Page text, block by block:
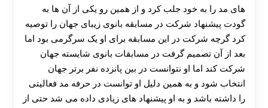
های مد را به خود جلب کرد و از همین رو یکی از آن ها به
گودت پیشنهاد شرکت در مسابقه بانوی زیبای جهان را توصیه
کرد گرچه شرکت در این مسابقه برای او یک سرگرمی بود اما
بعد از آن تصمیم گرفت در مسابقات بانوی شایسته جهان
شرکت کند اما او نتوانست در بین پانزده نفر برتر جهان
انتخاب شود و به همین دلیل او توانست در حرفه مد فعالیتی
را داشته باشد و به او پیشنهاد های زیادی داده می شد حتی از